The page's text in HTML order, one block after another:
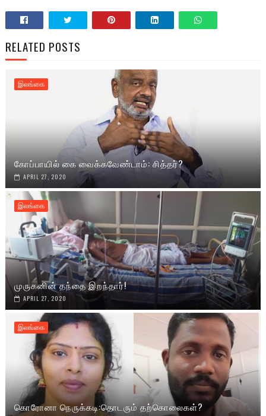
RELATED POSTS
இலங்கை
கோப்பாயில் கை வைக்கவேண்டாம்: சித்தர்?
APRIL 27, 2020
இலங்கை
முருகனின் தந்தை இறந்தார்!
APRIL 27, 2020
இலங்கை
கொரோனா நெருக்கடி:தொடரும் தற்கொலைகள்?